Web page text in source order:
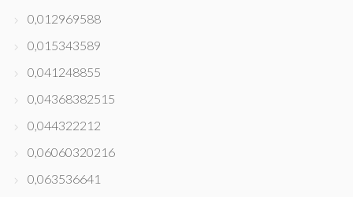
0,012969588
0,015343589
0,041248855
0,04368382515
0,044322212
0,06060320216
0,063536641